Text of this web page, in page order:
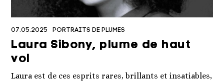
07.05.2025 PORTRAITS DE PLUMES
Laura Sibony, plume de haut
vol
Laura est de ces esprits rares, brillants et insatiables,